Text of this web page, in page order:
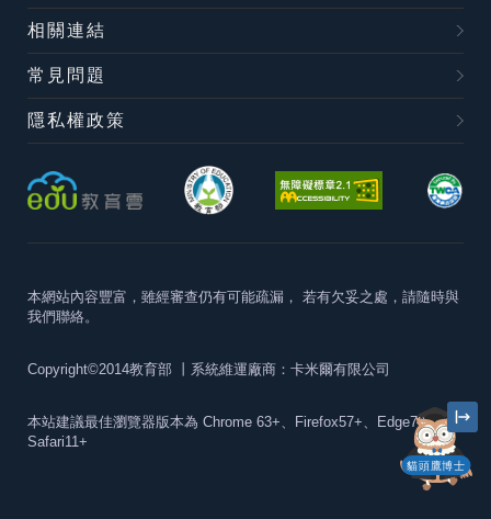
貓頭鷹博士
相關連結
常見問題
隱私權政策
本網站內容豐富，雖經審查仍有可能疏漏， 若有欠妥之處，請隨時與
我們聯絡。
Copyright©2014教育部 丨系統維運廠商：卡米爾有限公司
本站建議最佳瀏覽器版本為 Chrome 63+、Firefox57+、Edge79+及
Safari11+